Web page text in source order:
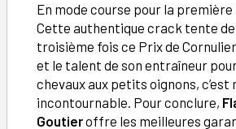
En mode course pour la première
Cette authentique crack tente
troisième fois ce Prix de
et le talent de son entraîneur
chevaux aux petits oignons, c’est
incontournable. Pour conclure,
Goutieroffre les meilleures